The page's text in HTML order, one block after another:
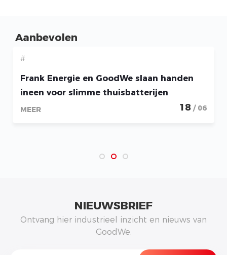
Aanbevolen
#
Frank Energie en GoodWe slaan handen
ineen voor slimme thuisbatterijen
MEER 18 / 06
NIEUWSBRIEF
Ontvang hier industrieel inzicht en nieuws van
GoodWe.